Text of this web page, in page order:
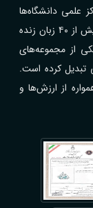
علمی دانشگاه‌ها
شرکت‌ها و سازمان‌های مختلف و ارائه خدمات در بیش از ۴۰ زبان زنده
از مجموعه‌های
تبدیل کرده است.
از ارزش‌ها و